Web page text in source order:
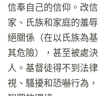
信奉自己的信仰。改
家、氏族和家庭的羞
絕關係（在以氏族為
其危險），甚至被處
人。基督徒得不到法
視、騷擾和恐嚇行為